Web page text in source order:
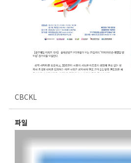
CBCKL
파일